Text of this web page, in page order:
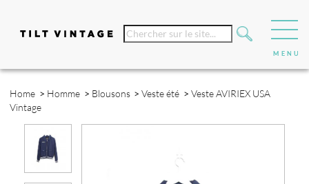
Home > Homme > Blousons >Veste été >Veste AVIRIEX USA
Vintage